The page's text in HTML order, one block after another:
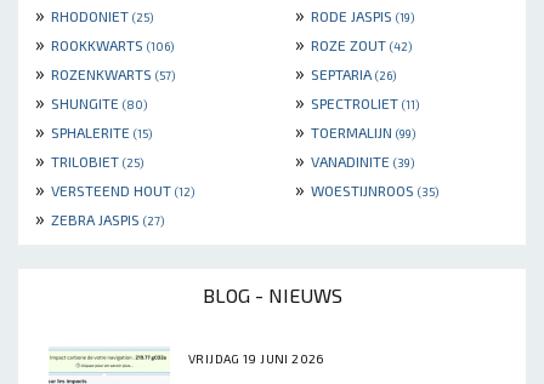
» RHODONIET (25) » RODE JASPIS (19)
» ROOKKWARTS (106) » ROZE ZOUT (42)
» ROZENKWARTS (57) » SEPTARIA (26)
» SHUNGITE (80) » SPECTROLIET (11)
» SPHALERITE (15) » TOERMALIJN (99)
» TRILOBIET (25) » VANADINITE (39)
» VERSTEEND HOUT (12) » WOESTIJNROOS (35)
» ZEBRA JASPIS (27)
BLOG - NIEUWS
VRIJDAG 19 JUNI 2026